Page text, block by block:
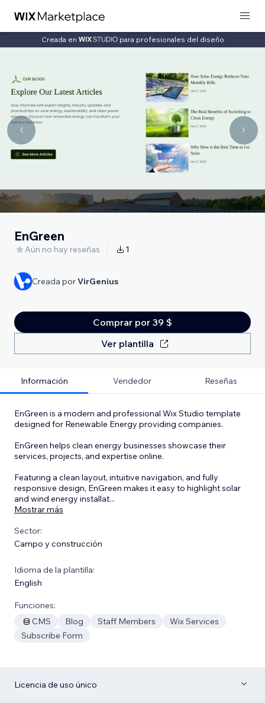
Creada en para profesionales del diseño
EnGreen
Aún no hay reseñas 1
Creada porVirGenius
Comprar por 39 $
Ver plantilla
Información Vendedor Reseñas
EnGreen is a modern and professional Wix Studio template
designed for Renewable Energy providing companies.
EnGreen helps clean energy businesses showcase their
services, projects, and expertise online.
Featuring a clean layout, intuitive navigation, and fully
responsive design, EnGreen makes it easy to highlight solar
and wind energy installat...
Mostrar más
Sector:
Campo y construcción
Idioma de la plantilla:
English
Funciones:
CMS
Blog Staff Members
Wix Services
Subscribe Form
Licencia de uso único